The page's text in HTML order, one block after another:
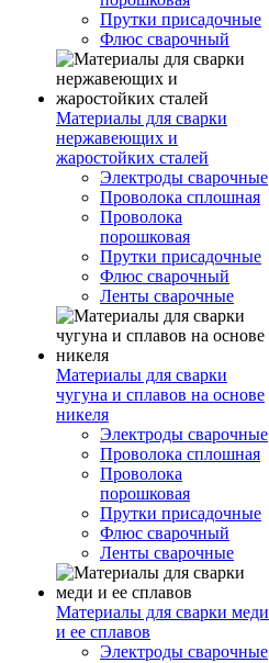
Прутки присадочные
Флюс сварочный
Материалы для сварки
нержавеющих и
жаростойких сталей
Электроды сварочные
Проволока сплошная
Проволока
порошковая
Прутки присадочные
Флюс сварочный
Ленты сварочные
Материалы для сварки
чугуна и сплавов на основе
никеля
Электроды сварочные
Проволока сплошная
Проволока
порошковая
Прутки присадочные
Флюс сварочный
Ленты сварочные
Материалы для сварки меди
и ее сплавов
Электроды сварочные